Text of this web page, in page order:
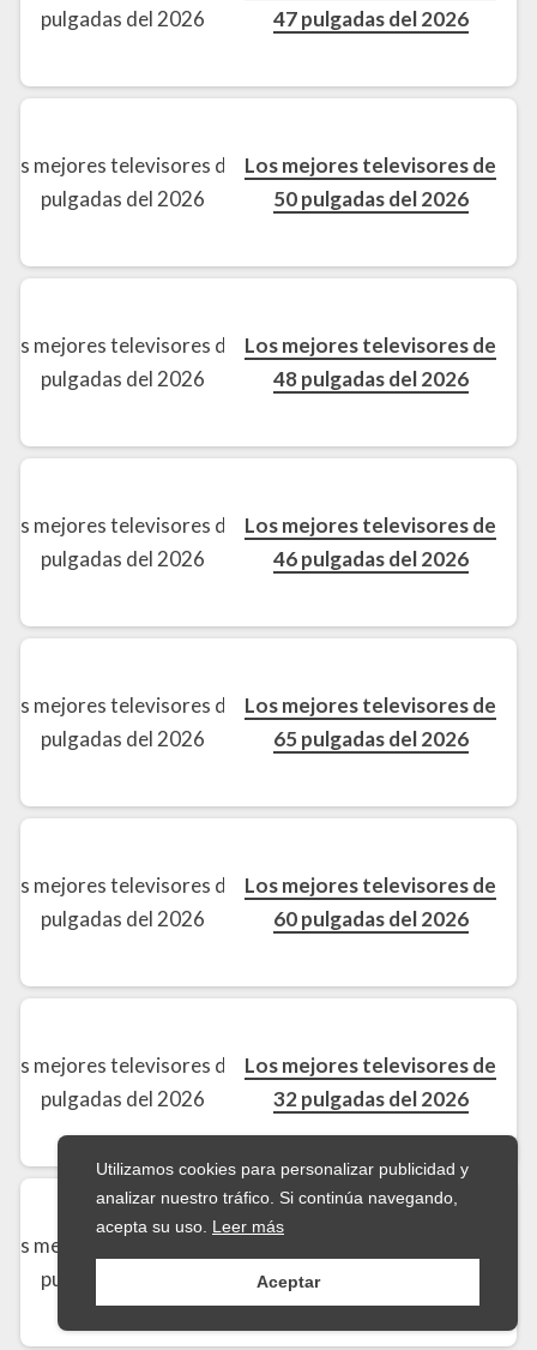
47 pulgadas del 2026
Los mejores televisores de
50 pulgadas del 2026
Los mejores televisores de
48 pulgadas del 2026
Los mejores televisores de
46 pulgadas del 2026
Los mejores televisores de
65 pulgadas del 2026
Los mejores televisores de
60 pulgadas del 2026
Los mejores televisores de
32 pulgadas del 2026
30 pulgadas del 2026
Utilizamos cookies para personalizar publicidad y
analizar nuestro tráfico. Si continúa navegando,
acepta su uso. Leer más
Aceptar